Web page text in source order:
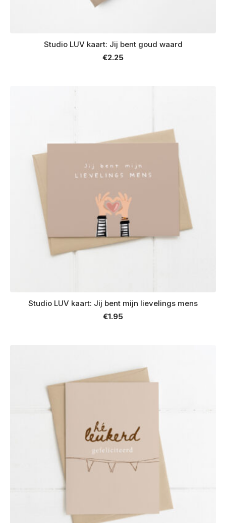
Studio LUV kaart: Jij bent goud waard
€2.25
Studio LUV kaart: Jij bent mijn lievelings mens
€1.95